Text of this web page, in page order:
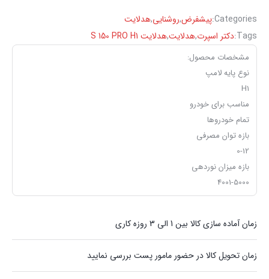
Categories:پیشفرض,روشنایی,هدلایت
Tags: دکتر اسپرت,هدلایت,هدلایت S 150 PRO H1
مشخصات محصول:
نوع پایه لامپ
H1
مناسب برای خودرو
تمام خودروها
بازه توان مصرفی
0-12
بازه میزان نوردهی
4001-5000
زمان آماده سازی کالا بین 1 الی 3 روزه کاری
زمان تحویل کالا در حضور مامور پست بررسی نمایید